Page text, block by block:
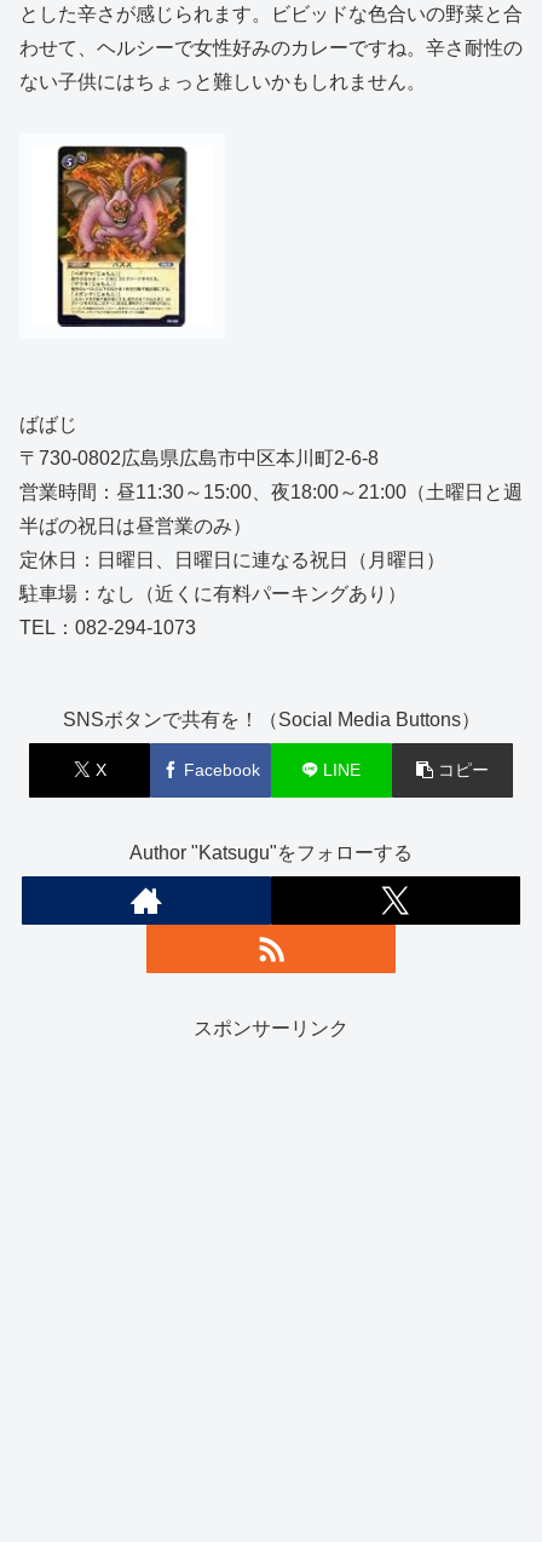
とした辛さが感じられます。ビビッドな色合いの野菜と合
わせて、ヘルシーで女性好みのカレーですね。辛さ耐性の
ない子供にはちょっと難しいかもしれません。
ばばじ
〒730-0802広島県広島市中区本川町2-6-8
営業時間：昼11:30～15:00、夜18:00～21:00（土曜日と週
半ばの祝日は昼営業のみ）
定休日：日曜日、日曜日に連なる祝日（月曜日）
駐車場：なし（近くに有料パーキングあり）
TEL：082-294-1073
SNSボタンで共有を！（Social Media Buttons）
X Facebook LINE コピー
Author "Katsugu"をフォローする
スポンサーリンク